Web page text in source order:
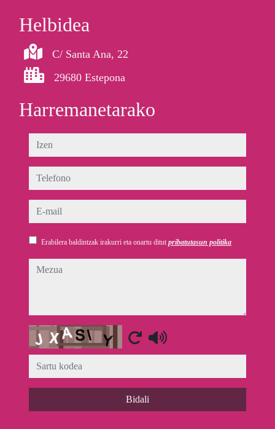
Helbidea
C/ Santa Ana, 22
29680 Estepona
Harremanetarako
izen
telefono
e-mail
Erabilera baldintzak irakurri eta onartu ditut pribatutasun politika
mezua
Captcha
Bidali